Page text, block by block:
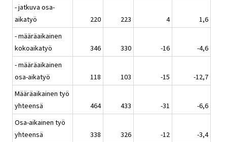
- jatkuva osa-
aikatyö
220 223 4
1,6
- määräaikainen
kokoaikatyö
346 330 -16
-4,6
- määräaikainen
osa-aikatyö
118 103 -15
-12,7
Määräaikainen työ
yhteensä
464 433 -31
-6,6
Osa-aikainen työ
yhteensä
338 326 -12 -3,4